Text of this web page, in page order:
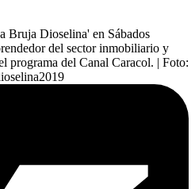
Bruja Dioselina' en Sábados
del sector inmobiliario y
programa del Canal Caracol. | Foto: